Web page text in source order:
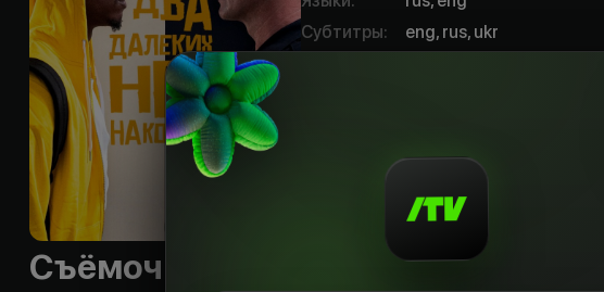
Субтитры:
eng, rus, ukr
Съёмочная группа